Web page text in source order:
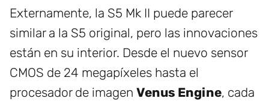
Externamente, la S5 Mk II puede parecer
similar a la S5 original, pero las innovaciones
están en su interior. Desde el nuevo sensor
CMOS de 24 megapíxeles hasta el
procesador de imagen Venus Engine, cada